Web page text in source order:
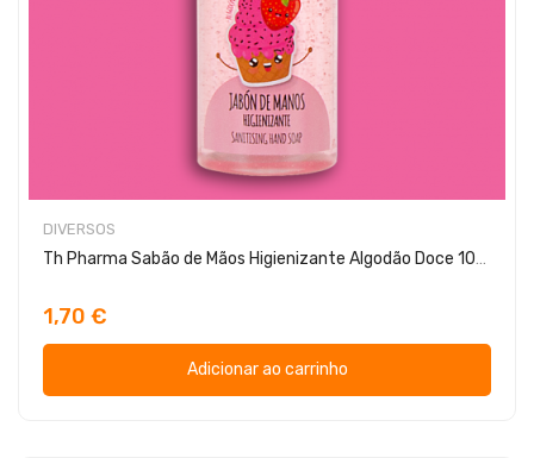
DIVERSOS
Th Pharma Sabão de Mãos Higienizante Algodão Doce 100ml
1,70 €
Adicionar ao carrinho